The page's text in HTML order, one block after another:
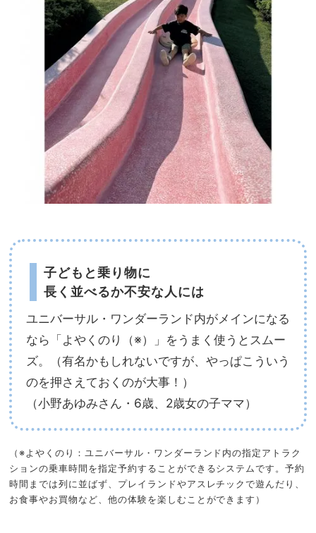
子どもと乗り物に
長く並べるか不安な人には
ユニバーサル・ワンダーランド内がメインになる
なら「よやくのり（※）」をうまく使うとスムー
ズ。（有名かもしれないですが、やっぱこういう
のを押さえておくのが大事！）
（小野あゆみさん・6歳、2歳女の子ママ）
（※よやくのり：ユニバーサル・ワンダーランド内の指定アトラク
ションの乗車時間を指定予約することができるシステムです。予約
時間までは列に並ばず、プレイランドやアスレチックで遊んだり、
お食事やお買物など、他の体験を楽しむことができます）